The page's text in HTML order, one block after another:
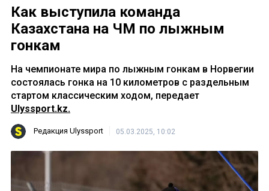
Как выступила команда
Казахстана на ЧМ по лыжным
гонкам
На чемпионате мира по лыжным гонкам в Норвегии
состоялась гонка на 10 километров с раздельным
стартом классическим ходом, передает
Ulyssport.kz.
Редакция Ulyssport 05.03.2025, 10:02